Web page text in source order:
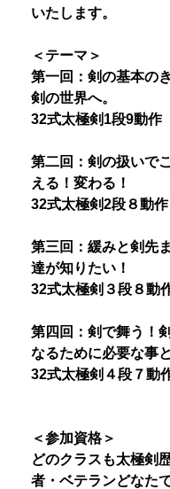
いたします。
＜テーマ＞
第一回：剣の基本の
剣の世界へ。
32式太極剣1段9動作
第二回：剣の扱いで
える！変わる！
32式太極剣2段８動作
第三回：緩みと剣先
達が知りたい！
32式太極剣３段８動
第四回：剣で舞う！
なるために必要な事
32式太極剣４段７動
＜参加資格＞
どのクラスも太極剣
者・ベテランどなた